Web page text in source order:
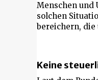
Menschen und
solchen
bereichern, die
Keine